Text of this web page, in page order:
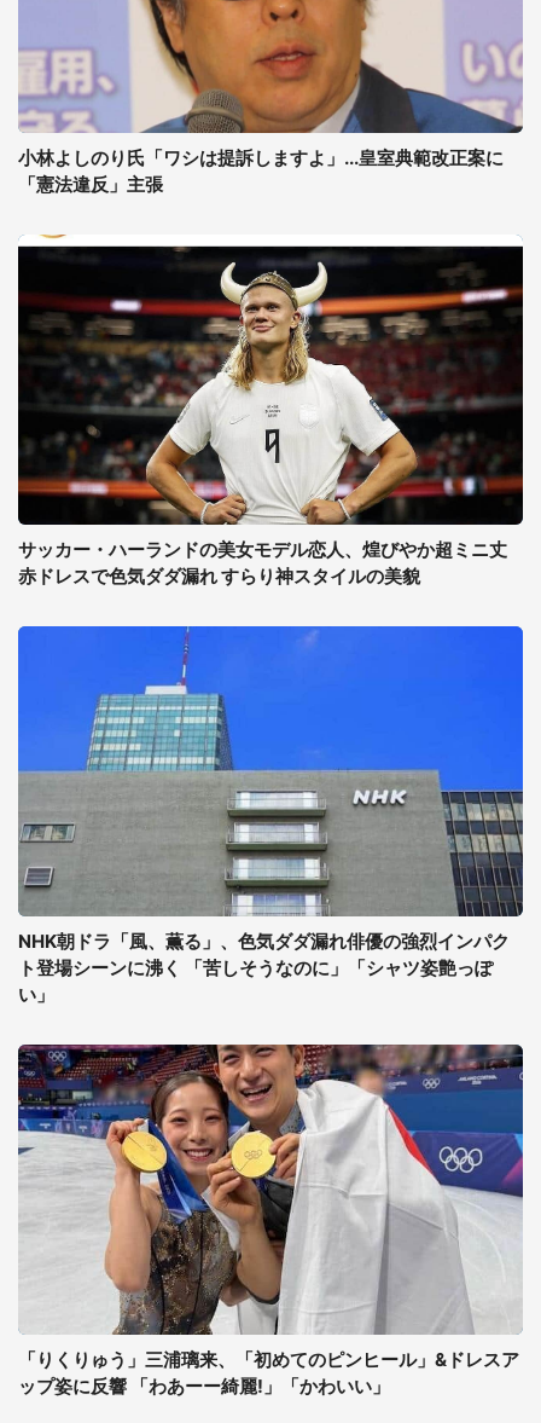
小林よしのり氏「ワシは提訴しますよ」...皇室典範改正案に
「憲法違反」主張
サッカー・ハーランドの美女モデル恋人、煌びやか超ミニ丈
赤ドレスで色気ダダ漏れ すらり神スタイルの美貌
NHK朝ドラ「風、薫る」、色気ダダ漏れ俳優の強烈インパク
ト登場シーンに沸く 「苦しそうなのに」「シャツ姿艶っぽ
い」
「りくりゅう」三浦璃来、「初めてのピンヒール」&ドレスア
ップ姿に反響 「わあーー綺麗!」「かわいい」